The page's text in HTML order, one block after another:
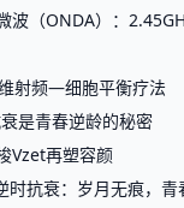
波（ONDA）：
射频—细胞平衡疗法
是青春逆龄的秘密
Vzet再塑容颜
抗衰：岁月无痕，青